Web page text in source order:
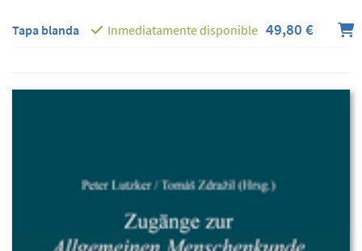
Tapa blanda Inmediatamente disponible 49,80 €